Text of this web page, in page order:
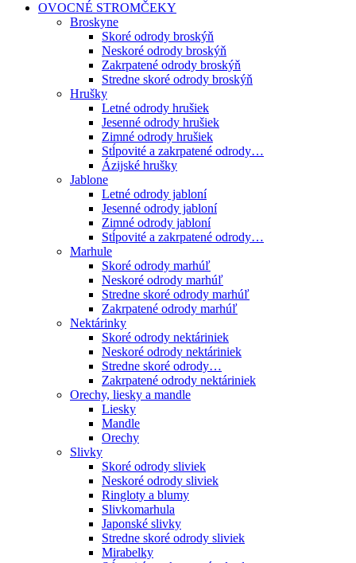
OVOCNÉ STROMČEKY
Broskyne
Skoré odrody broskýň
Neskoré odrody broskýň
Zakrpatené odrody broskýň
Stredne skoré odrody broskýň
Hrušky
Letné odrody hrušiek
Jesenné odrody hrušiek
Zimné odrody hrušiek
Stĺpovité a zakrpatené odrody…
Ázijské hrušky
Jablone
Letné odrody jabloní
Jesenné odrody jabloní
Zimné odrody jabloní
Stĺpovité a zakrpatené odrody…
Marhule
Skoré odrody marhúľ
Neskoré odrody marhúľ
Stredne skoré odrody marhúľ
Zakrpatené odrody marhúľ
Nektárinky
Skoré odrody nektáriniek
Neskoré odrody nektáriniek
Stredne skoré odrody…
Zakrpatené odrody nektáriniek
Orechy, liesky a mandle
Liesky
Mandle
Orechy
Slivky
Skoré odrody sliviek
Neskoré odrody sliviek
Ringloty a blumy
Slivkomarhula
Japonské slivky
Stredne skoré odrody sliviek
Mirabelky